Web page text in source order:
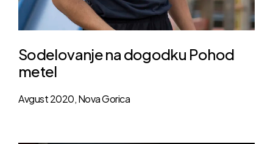
Sodelovanje na dogodku Pohod
metel
Avgust 2020, Nova Gorica